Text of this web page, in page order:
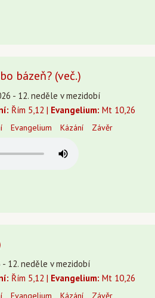
bázeň? (več.)
- 12. neděle v mezidobí
Řím 5,12 | Evangelium: Mt 10,26
Evangelium Kázání Závěr
- 12. neděle v mezidobí
Řím 5,12 | Evangelium: Mt 10,26
Evangelium Kázání Závěr